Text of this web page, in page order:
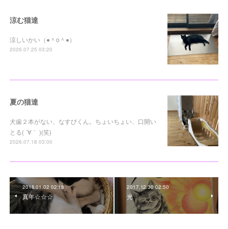
涼む猫達
涼しいかい（●＾o＾●）
2026.07.25 03:20
夏の猫達
犬歯２本がない、なすびくん。ちょいちょい、口開い
とる( ´∀｀ )(笑)
2026.07.18 03:00
2018.01.02 02:18
真年☆☆☆
2017.12.30 02:50
光